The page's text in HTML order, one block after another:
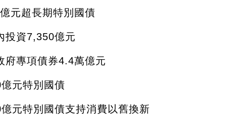
元超長期特別國債
投資7,350億元
府專項債券4.4萬億元
元特別國債
元特別國債支持消費以舊換新